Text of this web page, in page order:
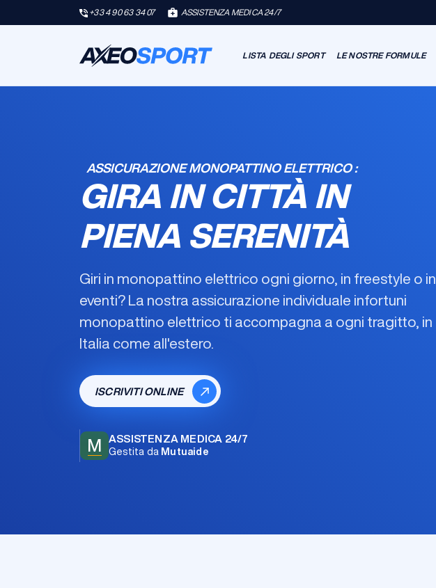
+33 4 90 63 34 07 ASSISTENZA MEDICA 24/7
LISTA DEGLI SPORT LE NOSTRE FORMULE
ASSICURAZIONE MONOPATTINO ELETTRICO :
GIRA IN CITTÀ IN
PIENA SERENITÀ
Giri in monopattino elettrico ogni giorno, in freestyle o in
eventi? La nostra assicurazione individuale infortuni
monopattino elettrico ti accompagna a ogni tragitto, in
Italia come all'estero.
ISCRIVITI ONLINE
M ASSISTENZA MEDICA 24/7
Gestita da Mutuaide